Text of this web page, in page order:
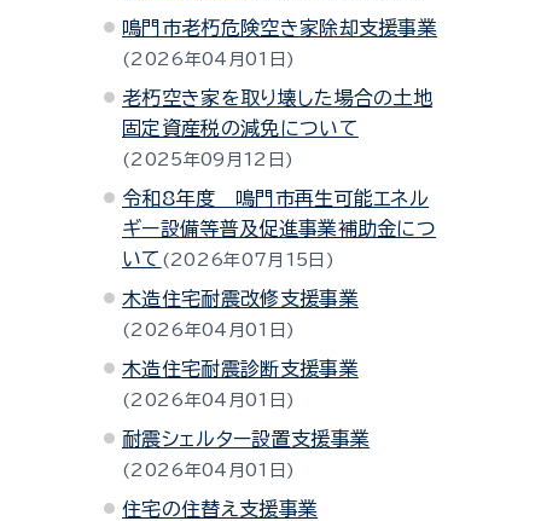
鳴門市老朽危険空き家除却支援事業
2026年04月01日
老朽空き家を取り壊した場合の土地
固定資産税の減免について
2025年09月12日
令和8年度 鳴門市再生可能エネル
ギー設備等普及促進事業補助金につ
いて
2026年07月15日
木造住宅耐震改修支援事業
2026年04月01日
木造住宅耐震診断支援事業
2026年04月01日
耐震シェルター設置支援事業
2026年04月01日
住宅の住替え支援事業